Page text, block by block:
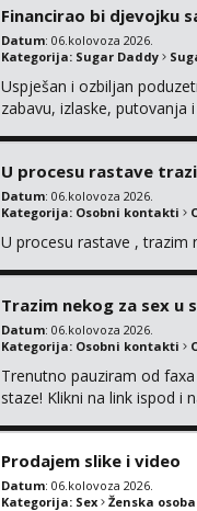
Financirao bi djevojku
Datum: 06.kolovoza 2026.
Kategorija: Sugar Daddy
Uspješan i ozbiljan
zabavu, izlaske,
U procesu rastave
Datum: 06.kolovoza 2026.
Kategorija: Osobni kontakti
U procesu rastave ,
Trazim nekog za sex u
Datum: 06.kolovoza 2026.
Kategorija: Osobni kontakti
Trenutno pauziram od
staze! Klikni na link ispod i
Prodajem slike i video
Datum: 06.kolovoza 2026.
Kategorija: Sex Ženska